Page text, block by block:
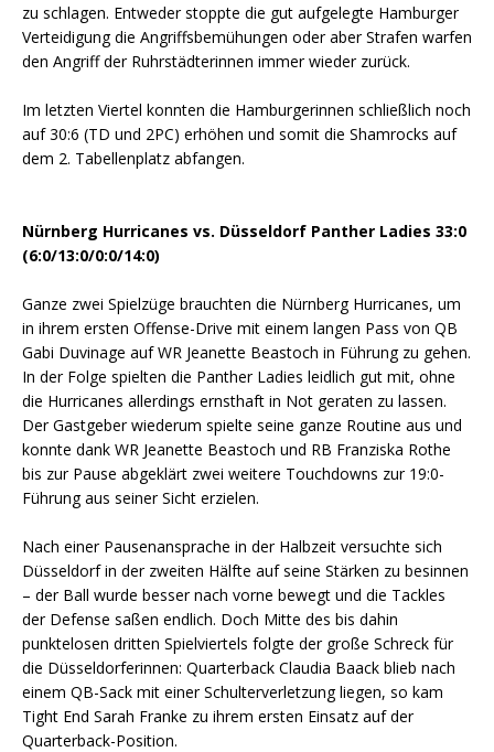
zu schlagen. Entweder stoppte die gut aufgelegte Hamburger
Verteidigung die Angriffsbemühungen oder aber Strafen warfen
den Angriff der Ruhrstädterinnen immer wieder zurück.
Im letzten Viertel konnten die Hamburgerinnen schließlich noch
auf 30:6 (TD und 2PC) erhöhen und somit die Shamrocks auf
dem 2. Tabellenplatz abfangen.
Nürnberg Hurricanes vs. Düsseldorf Panther Ladies 33:0
(6:0/13:0/0:0/14:0)
Ganze zwei Spielzüge brauchten die Nürnberg Hurricanes, um
in ihrem ersten Offense-Drive mit einem langen Pass von QB
Gabi Duvinage auf WR Jeanette Beastoch in Führung zu gehen.
In der Folge spielten die Panther Ladies leidlich gut mit, ohne
die Hurricanes allerdings ernsthaft in Not geraten zu lassen.
Der Gastgeber wiederum spielte seine ganze Routine aus und
konnte dank WR Jeanette Beastoch und RB Franziska Rothe
bis zur Pause abgeklärt zwei weitere Touchdowns zur 19:0-
Führung aus seiner Sicht erzielen.
Nach einer Pausenansprache in der Halbzeit versuchte sich
Düsseldorf in der zweiten Hälfte auf seine Stärken zu besinnen
– der Ball wurde besser nach vorne bewegt und die Tackles
der Defense saßen endlich. Doch Mitte des bis dahin
punktelosen dritten Spielviertels folgte der große Schreck für
die Düsseldorferinnen: Quarterback Claudia Baack blieb nach
einem QB-Sack mit einer Schulterverletzung liegen, so kam
Tight End Sarah Franke zu ihrem ersten Einsatz auf der
Quarterback-Position.